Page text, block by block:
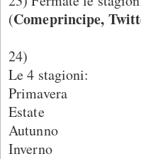
(Comeprincipe,
24)
Le 4 stagioni:
Primavera
Estate
Autunno
Inverno